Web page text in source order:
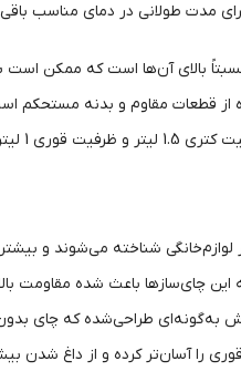
مدت طولانی در دمای مناسب
بالای آن‌ها است که ممکن است
از قطعات مقاوم و بدنه
شناخته می‌شوند و
این چای‌سازها باعث شده مقاومت
طراحی‌شده که چای بدون
را آسان‌تر کرده و از داغ